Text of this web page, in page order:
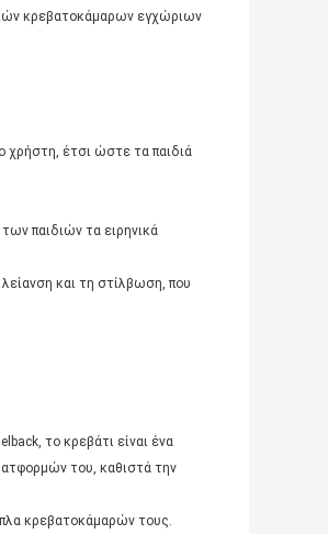
κρεβατοκάμαρων εγχώριων
χρήστη, έτσι ώστε τα παιδιά
παιδιών τα ειρηνικά
και τη στίλβωση, που
το κρεβάτι είναι ένα
του, καθιστά την
κρεβατοκάμαρών τους.